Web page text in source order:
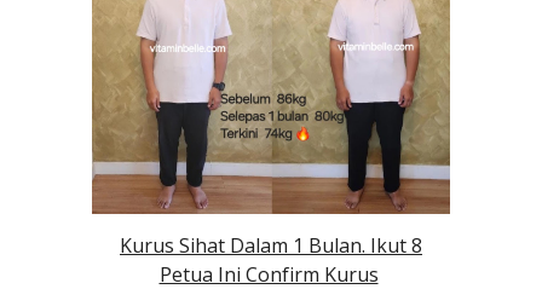
Kurus Sihat Dalam 1 Bulan. Ikut 8
Petua Ini Confirm Kurus